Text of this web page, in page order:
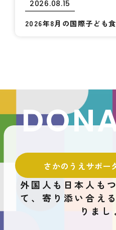
2026.08.15
2026年8月の国際子ども
さかのうえサポー
外国人も日本人も
て、 寄り添い合え
りまし